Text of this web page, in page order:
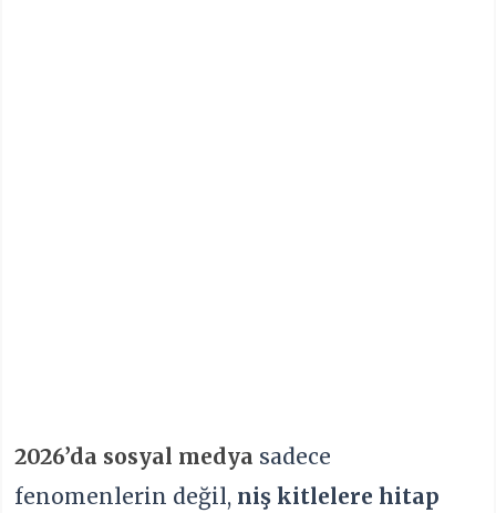
2026’da sosyal medya sadece
fenomenlerin değil, niş kitlelere hitap